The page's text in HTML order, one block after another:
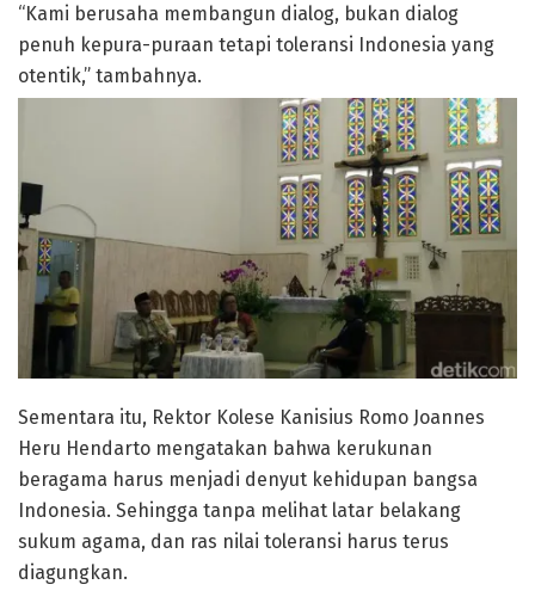
“Kami berusaha membangun dialog, bukan dialog
penuh kepura-puraan tetapi toleransi Indonesia yang
otentik,” tambahnya.
Sementara itu, Rektor Kolese Kanisius Romo Joannes
Heru Hendarto mengatakan bahwa kerukunan
beragama harus menjadi denyut kehidupan bangsa
Indonesia. Sehingga tanpa melihat latar belakang
sukum agama, dan ras nilai toleransi harus terus
diagungkan.